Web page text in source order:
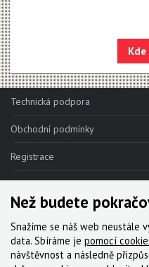
Technická podpora
Obchodní podmínky
Registrace
Reklamace
Kde nakoupit
Kontakt
Než budete
Snažíme se náš web neustále
data. Sbíráme je pomocí
návštěvnost a následně